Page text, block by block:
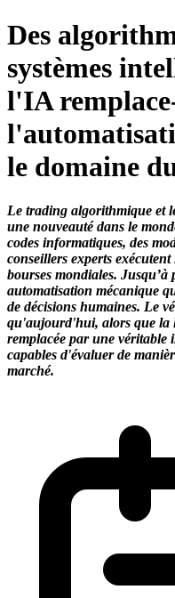
Des
systèmes
l'IA
le domaine
Le trading algorithmique et
une nouveauté dans le
codes informatiques, des
conseillers experts
bourses mondiales. Jusqu’à
automatisation mécanique
de décisions humaines. Le
qu'aujourd'hui, alors que la
remplacée par une véritable
capables d'évaluer de
marché.